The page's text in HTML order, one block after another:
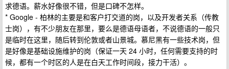
求德语。薪水好像很不错，但是口碑不怎样。
* Google - 柏林的主要是和客户打交道的岗，以及开发者关系（传教
士岗），有不少朋友在那里，要么是德语母语者，不说德语的一般只
是临时在这里，随后转到伦敦或者山景城。慕尼黑有一些技术岗，但
是好像是基础设施维护的岗（保证一天 24 小时，任何需要支持的时
候，都有一个时区的人是在白天工作时间段，接力干活）。